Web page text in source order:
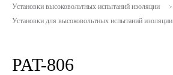
Установки высоковольтных испытаний изоляции >
Установки для высоковольтных испытаний изоляции
PAT-806